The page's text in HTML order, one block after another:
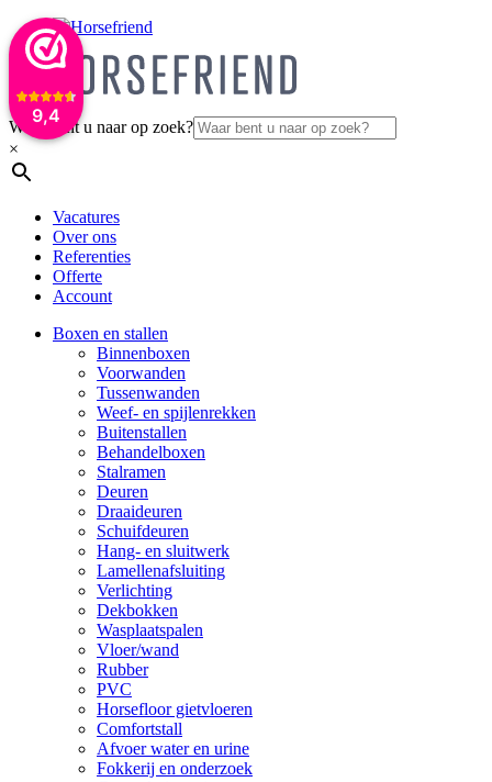
9,4
Waar bent u naar op zoek?
×
Vacatures
Over ons
Referenties
Offerte
Account
Boxen en stallen
Binnenboxen
Voorwanden
Tussenwanden
Weef- en spijlenrekken
Buitenstallen
Behandelboxen
Stalramen
Deuren
Draaideuren
Schuifdeuren
Hang- en sluitwerk
Lamellenafsluiting
Verlichting
Dekbokken
Wasplaatspalen
Vloer/wand
Rubber
PVC
Horsefloor gietvloeren
Comfortstall
Afvoer water en urine
Fokkerij en onderzoek